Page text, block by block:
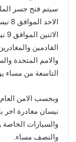
سيتم فتح جسر
والامم المتحدة
التاسعة من مساء
والسيارات الخاصة
والنصف مساء.